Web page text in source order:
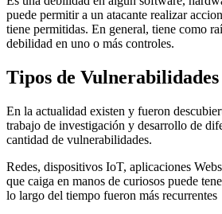
puede permitir a un atacante realizar
tiene permitidas. En general, tiene como
debilidad en uno o más controles.
Tipos de Vulnerabilidades
En la actualidad existen y fueron
trabajo de investigación y desarrollo de
cantidad de vulnerabilidades.
Redes, dispositivos IoT, aplicaciones
que caiga en manos de curiosos puede
lo largo del tiempo fueron más recurrentes